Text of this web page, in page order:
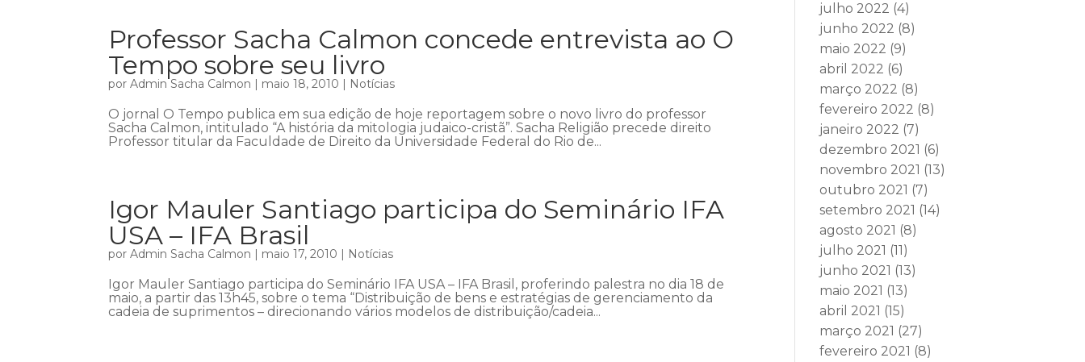
Professor Sacha Calmon concede entrevista ao O
Tempo sobre seu livro
porAdmin Sacha Calmon | maio 18, 2010 | Notícias
O jornal O Tempo publica em sua edição de hoje reportagem sobre o novo livro do professor
Sacha Calmon, intitulado “A história da mitologia judaico-cristã”. Sacha Religião precede direito
Professor titular da Faculdade de Direito da Universidade Federal do Rio de...
Igor Mauler Santiago participa do Seminário IFA
USA – IFA Brasil
porAdmin Sacha Calmon | maio 17, 2010 | Notícias
Igor Mauler Santiago participa do Seminário IFA USA – IFA Brasil, proferindo palestra no dia 18 de
maio, a partir das 13h45, sobre o tema “Distribuição de bens e estratégias de gerenciamento da
cadeia de suprimentos – direcionando vários modelos de distribuição/cadeia...
julho 2022 (4)
junho 2022 (8)
maio 2022 (9)
abril 2022 (6)
março 2022 (8)
fevereiro 2022 (8)
janeiro 2022 (7)
dezembro 2021 (6)
novembro 2021 (13)
outubro 2021 (7)
setembro 2021 (14)
agosto 2021 (8)
julho 2021 (11)
junho 2021 (13)
maio 2021 (13)
abril 2021 (15)
março 2021 (27)
fevereiro 2021 (8)